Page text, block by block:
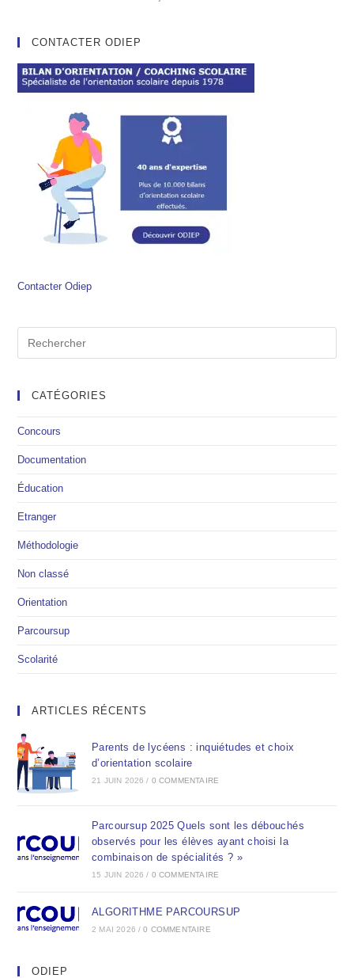
CONTACTER ODIEP
Contacter Odiep
CATÉGORIES
Concours
Documentation
Éducation
Etranger
Méthodologie
Non classé
Orientation
Parcoursup
Scolarité
ARTICLES RÉCENTS
Parents de lycéens : inquiétudes et choix
d’orientation scolaire
21 JUIN 2026 / 0 COMMENTAIRE
Parcoursup 2025 Quels sont les débouchés
observés pour les élèves ayant choisi la
combinaison de spécialités ? »
15 JUIN 2026 / 0 COMMENTAIRE
ALGORITHME PARCOURSUP
2 MAI 2026 / 0 COMMENTAIRE
ODIEP